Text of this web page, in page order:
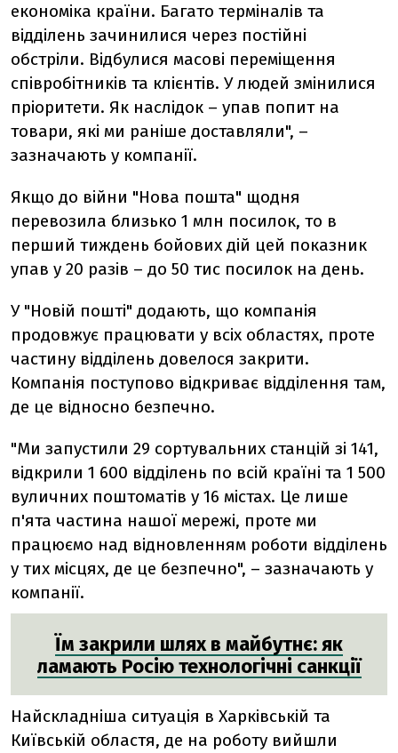
економіка країни. Багато терміналів та
відділень зачинилися через постійні
обстріли. Відбулися масові переміщення
співробітників та клієнтів. У людей змінилися
пріоритети. Як наслідок – упав попит на
товари, які ми раніше доставляли", –
зазначають у компанії.
Якщо до війни "Нова пошта" щодня
перевозила близько 1 млн посилок, то в
перший тиждень бойових дій цей показник
упав у 20 разів – до 50 тис посилок на день.
У "Новій пошті" додають, що компанія
продовжує працювати у всіх областях, проте
частину відділень довелося закрити.
Компанія поступово відкриває відділення там,
де це відносно безпечно.
"Ми запустили 29 сортувальних станцій зі 141,
відкрили 1 600 відділень по всій країні та 1 500
вуличних поштоматів у 16 містах. Це лише
п'ята частина нашої мережі, проте ми
працюємо над відновленням роботи відділень
у тих місцях, де це безпечно", – зазначають у
компанії.
Їм закрили шлях в майбутнє: як
ламають Росію технологічні санкції
Найскладніша ситуація в Харківській та
Київській областя, де на роботу вийшли